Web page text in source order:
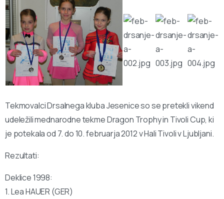
Tekmovalci Drsalnega kluba Jesenice so se pretekli vikend
udeležili mednarodne tekme Dragon Trophy in Tivoli Cup, ki
je potekala od 7. do 10. februarja 2012 v Hali Tivoli v Ljubljani.
Rezultati:
Deklice 1998:
1. Lea HAUER (GER)